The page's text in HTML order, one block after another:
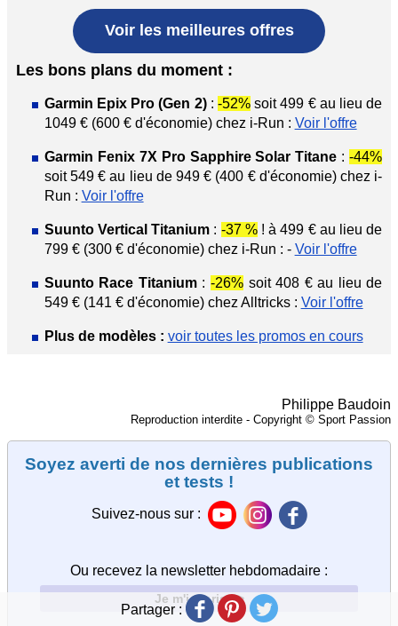
Voir les meilleures offres
Les bons plans du moment :
Garmin Epix Pro (Gen 2): -52% soit 499 € au lieu de
1049 € (600 € d'économie) chez i-Run : Voir l'offre
Garmin Fenix 7X Pro Sapphire Solar Titane :-44%
soit 549 € au lieu de 949 € (400 € d'économie) chez i-
Run : Voir l'offre
Suunto Vertical Titanium : -37 %! à 499 € au lieu de
799 € (300 € d'économie) chez i-Run : - Voir l'offre
Suunto Race Titanium: -26%soit 408 € au lieu de
549 € (141 € d'économie) chez Alltricks : Voir l'offre
Plus de modèles : voir toutes les promos en cours
Philippe Baudoin
Reproduction interdite - Copyright © Sport Passion
Soyez averti de nos dernières publications
et tests !
Suivez-nous sur :
Ou recevez la newsletter hebdomadaire :
Je m'inscris >>
Partager :